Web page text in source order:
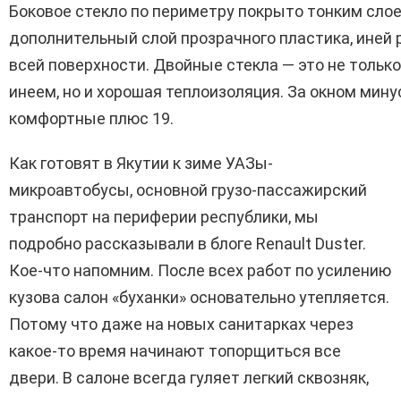
Боковое стекло по периметру покрыто тонким
дополнительный слой прозрачного пластика,
всей поверхности. Двойные стекла — это не
инеем, но и хорошая теплоизоляция. За окном
комфортные плюс 19.
Как готовят в Якутии к зиме УАЗы-
микроавтобусы, основной грузо-пассажирский
транспорт на периферии республики, мы
подробно рассказывали в блоге Renault Duster.
Кое-что напомним. После всех работ по усилению
кузова салон «буханки» основательно утепляется.
Потому что даже на новых санитарках через
какое-то время начинают топорщиться все
двери. В салоне всегда гуляет легкий сквозняк,